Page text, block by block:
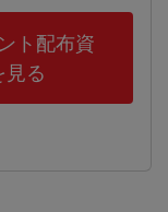
ト配布資
見る